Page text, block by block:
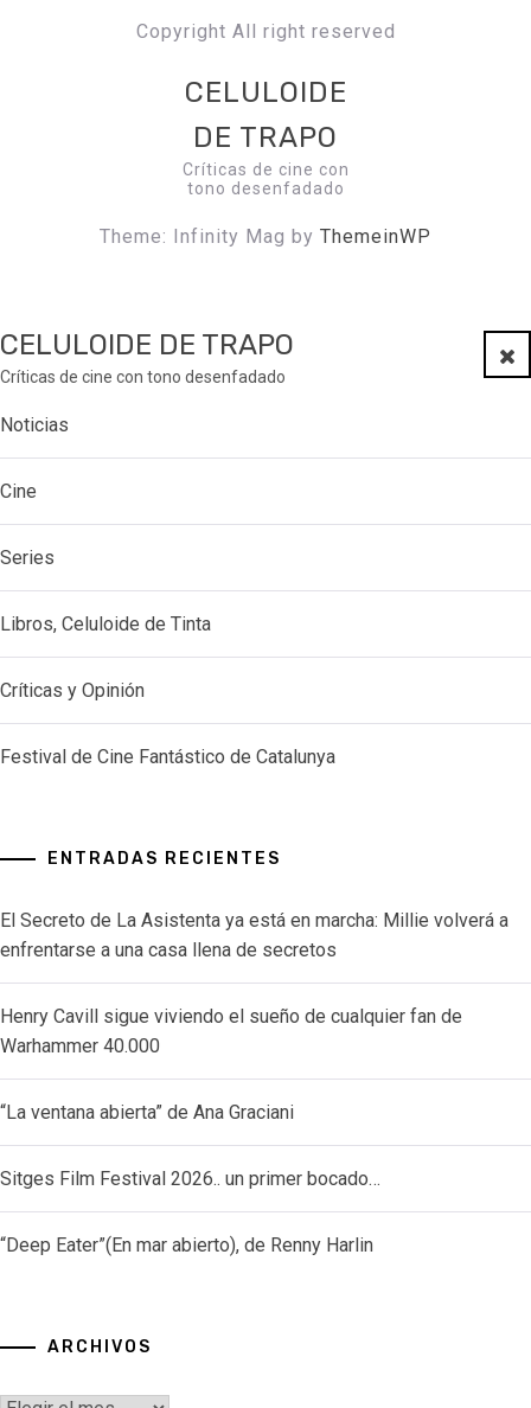
Copyright All right reserved
CELULOIDE
DE TRAPO
Críticas de cine con
tono desenfadado
Theme: Infinity Mag by ThemeinWP
CELULOIDE DE TRAPO
Críticas de cine con tono desenfadado
Noticias
Cine
Series
Libros, Celuloide de Tinta
Críticas y Opinión
Festival de Cine Fantástico de Catalunya
ENTRADAS RECIENTES
El Secreto de La Asistenta ya está en marcha: Millie volverá a
enfrentarse a una casa llena de secretos
Henry Cavill sigue viviendo el sueño de cualquier fan de
Warhammer 40.000
“La ventana abierta” de Ana Graciani
Sitges Film Festival 2026.. un primer bocado…
“Deep Eater”(En mar abierto), de Renny Harlin
ARCHIVOS